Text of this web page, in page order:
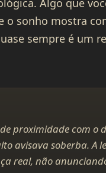
sonho mostra
sempre é um
proximidade com o
avisava soberba. A
real, não